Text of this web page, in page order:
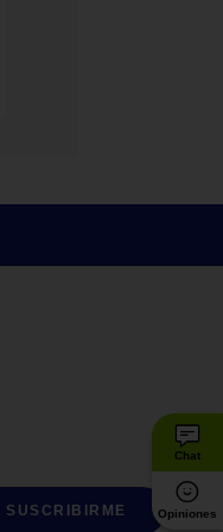
SUSCRIBIRME
Chat
Opiniones